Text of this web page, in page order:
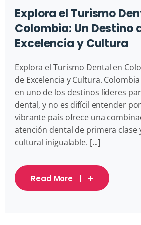
Explora el Turismo
Colombia: Un Destino
Excelencia y Cultura
Explora el Turismo Dental en
de Excelencia y Cultura.
en uno de los destinos líderes
dental, y no es difícil entender
vibrante país ofrece una
atención dental de primera clase
cultural inigualable. [...]
Read More